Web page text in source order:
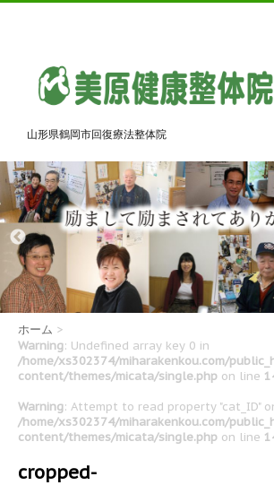
山形県鶴岡市回復療法整体院
ホーム >
Warning: Undefined array key 0 in
/home/xs302374/miharakenkou.com/
content/themes/micata/single.php on line
Warning: Attempt to read property "cat_ID"
/home/xs302374/miharakenkou.com/
content/themes/micata/single.php on line
cropped-